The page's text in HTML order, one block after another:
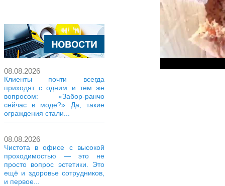
08.08.2026
Клиенты почти всегда
приходят с одним и тем же
вопросом: «Забор-ранчо
сейчас в моде?» Да, такие
ограждения стали...
08.08.2026
Чистота в офисе с высокой
проходимостью — это не
просто вопрос эстетики. Это
ещё и здоровье сотрудников,
и первое...